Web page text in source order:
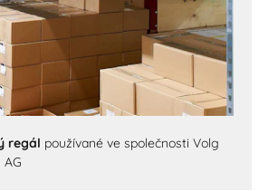
regál používané ve společnosti Volg